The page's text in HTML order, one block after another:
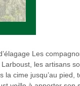
Les
les artisans
cime jusqu’au